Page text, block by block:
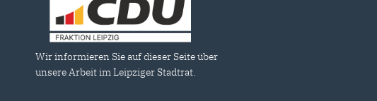
Wir informieren Sie auf dieser Seite über
unsere Arbeit im Leipziger Stadtrat.